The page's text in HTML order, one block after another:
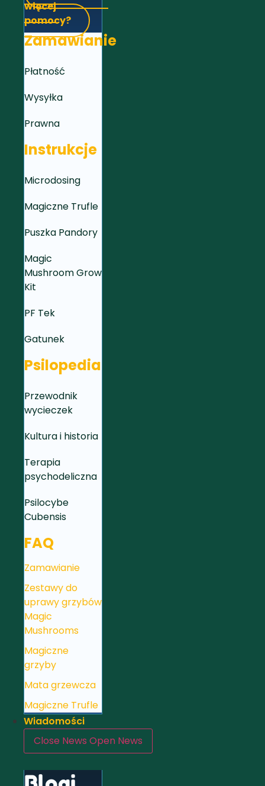
więcej
pomocy?
Zamawianie
Płatność
Wysyłka
Prawna
Instrukcje
Microdosing
Magiczne Trufle
Puszka Pandory
Magic
Mushroom Grow
Kit
PF Tek
Gatunek
Psilopedia
Przewodnik
wycieczek
Kultura i historia
Terapia
psychodeliczna
Psilocybe
Cubensis
FAQ
Zamawianie
Zestawy do
uprawy grzybów
Magic
Mushrooms
Magiczne
grzyby
Mata grzewcza
Magiczne Trufle
Wiadomości
Close News Open News